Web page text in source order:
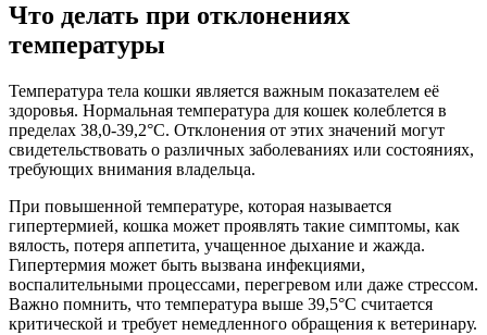
Что делать при отклонениях
температуры
Температура тела кошки является важным показателем её
здоровья. Нормальная температура для кошек колеблется в
пределах 38,0-39,2°C. Отклонения от этих значений могут
свидетельствовать о различных заболеваниях или состояниях,
требующих внимания владельца.
При повышенной температуре, которая называется
гипертермией, кошка может проявлять такие симптомы, как
вялость, потеря аппетита, учащенное дыхание и жажда.
Гипертермия может быть вызвана инфекциями,
воспалительными процессами, перегревом или даже стрессом.
Важно помнить, что температура выше 39,5°C считается
критической и требует немедленного обращения к ветеринару.